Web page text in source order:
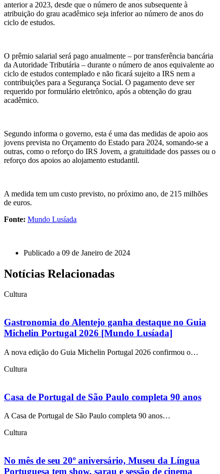
anterior a 2023, desde que o número de anos subsequente à
atribuição do grau acadêmico seja inferior ao número de anos do
ciclo de estudos.
O prêmio salarial será pago anualmente – por transferência bancária
da Autoridade Tributária – durante o número de anos equivalente ao
ciclo de estudos contemplado e não ficará sujeito a IRS nem a
contribuições para a Segurança Social. O pagamento deve ser
requerido por formulário eletrônico, após a obtenção do grau
acadêmico.
Segundo informa o governo, esta é uma das medidas de apoio aos
jovens prevista no Orçamento do Estado para 2024, somando-se a
outras, como o reforço do IRS Jovem, a gratuitidade dos passes ou o
reforço dos apoios ao alojamento estudantil.
A medida tem um custo previsto, no próximo ano, de 215 milhões
de euros.
Fonte: Mundo Lusíada
Publicado a 09 de Janeiro de 2024
Notícias Relacionadas
Cultura
Gastronomia do Alentejo ganha destaque no Guia
Michelin Portugal 2026 [Mundo Lusíada]
A nova edição do Guia Michelin Portugal 2026 confirmou o…
Cultura
Casa de Portugal de São Paulo completa 90 anos
A Casa de Portugal de São Paulo completa 90 anos…
Cultura
No mês de seu 20º aniversário, Museu da Língua
Portuguesa tem show, sarau e sessão de cinema